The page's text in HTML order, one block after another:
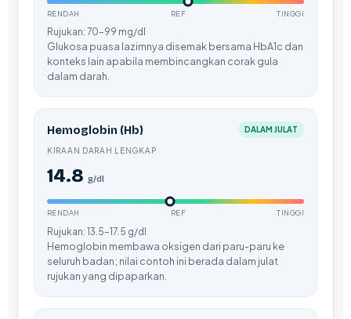
RENDAH REF TINGGI
Rujukan: 70–99 mg/dl
Glukosa puasa lazimnya disemak bersama HbA1c dan
konteks lain apabila membincangkan corak gula
dalam darah.
Hemoglobin (Hb) DALAM JULAT
KIRAAN DARAH LENGKAP
14.8 g/dl
RENDAH REF TINGGI
Rujukan: 13.5–17.5 g/dl
Hemoglobin membawa oksigen dari paru-paru ke
seluruh badan; nilai contoh ini berada dalam julat
rujukan yang dipaparkan.
Русский
Lietuvių kalba
Polski
한국어
Slovenščina
Magyar
বাংলা
मराठी
తెలుగు